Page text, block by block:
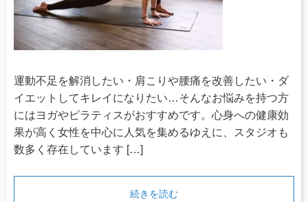
運動不足を解消したい・肩こりや腰痛を改善したい・ダ
イエットしてキレイになりたい…そんなお悩みを持つ方
にはヨガやピラティスがおすすめです。心身への健康効
果が高く女性を中心に人気を集めるゆえに、スタジオも
数多く存在しています […]
続きを読む